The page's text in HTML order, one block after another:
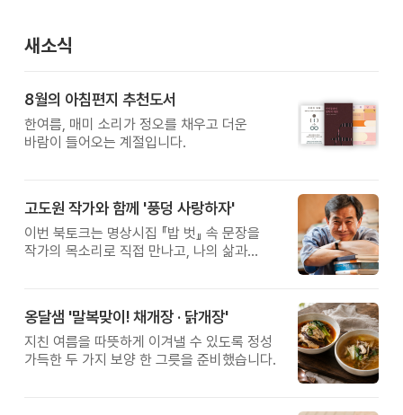
새소식
8월의 아침편지 추천도서
한여름, 매미 소리가 정오를 채우고 더운
바람이 들어오는 계절입니다.
고도원 작가와 함께 '풍덩 사랑하자'
이번 북토크는 명상시집 『밥 벗』 속 문장을
작가의 목소리로 직접 만나고, 나의 삶과
옹달샘 '말복맞이! 채개장 · 닭개장'
지친 여름을 따뜻하게 이겨낼 수 있도록 정성
가득한 두 가지 보양 한 그릇을 준비했습니다.